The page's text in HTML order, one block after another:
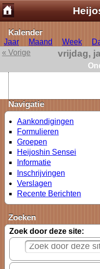
Kalender
Jaar Maand Week
« Vorige
vrijdag,
Navigatie
Aankondigingen
Formulieren
Groepen
Heijoshin Sensei
Informatie
Inschrijvingen
Verslagen
Recente Berichten
Zoeken
Zoek door deze site: